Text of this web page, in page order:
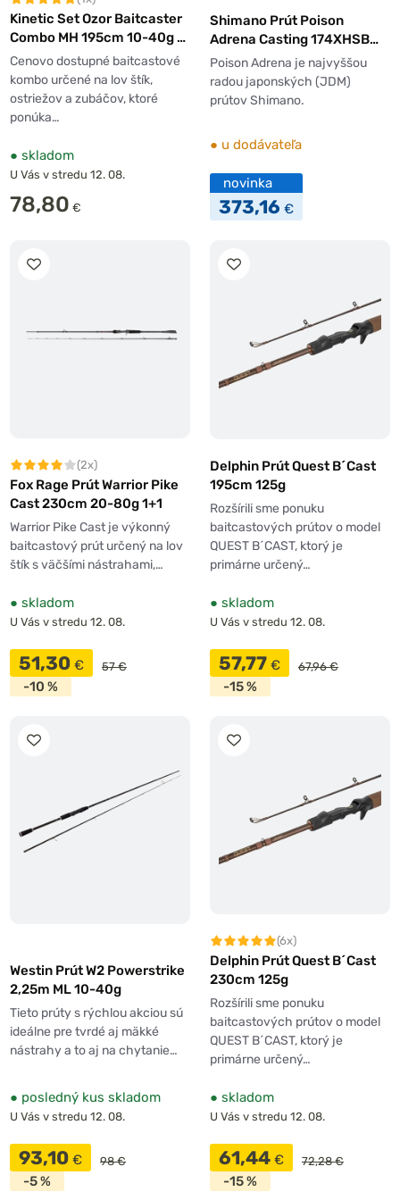
Kinetic Set Ozor Baitcaster
Combo MH 195cm 10-40g +
navijak 200 LH
Cenovo dostupné baitcastové
kombo určené na lov štík,
ostriežov a zubáčov, ktoré
ponúka…
● skladom
U Vás v stredu 12. 08.
78,80 €
Shimano Prút Poison
Adrena Casting 174XHSB
2,24m 7'4'' max 150g 1+1pc
Poison Adrena je najvyššou
radou japonských (JDM)
prútov Shimano.
● u dodávateľa
novinka
373,16 €
(2x)
Fox Rage Prút Warrior Pike
Cast 230cm 20-80g 1+1
Warrior Pike Cast je výkonný
baitcastový prút určený na lov
štík s väčšími nástrahami,…
● skladom
U Vás v stredu 12. 08.
51,30 € 57 €
-10 %
Delphin Prút Quest B´Cast
195cm 125g
Rozšírili sme ponuku
baitcastových prútov o model
QUEST B´CAST, ktorý je
primárne určený…
● skladom
U Vás v stredu 12. 08.
57,77 € 67,96 €
-15 %
Westin Prút W2 Powerstrike
2,25m ML 10-40g
Tieto prúty s rýchlou akciou sú
ideálne pre tvrdé aj mäkké
nástrahy a to aj na chytanie…
● posledný kus skladom
U Vás v stredu 12. 08.
93,10 € 98 €
-5 %
(6x)
Delphin Prút Quest B´Cast
230cm 125g
Rozšírili sme ponuku
baitcastových prútov o model
QUEST B´CAST, ktorý je
primárne určený…
● skladom
U Vás v stredu 12. 08.
61,44 € 72,28 €
-15 %